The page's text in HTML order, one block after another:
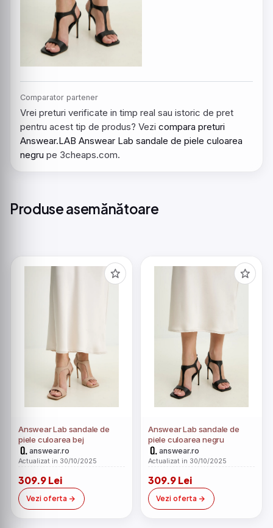
Comparator partener
Vrei preturi verificate in timp real sau istoric de pret
pentru acest tip de produs? Vezi compara preturi
Answear.LAB Answear Lab sandale de piele culoarea
negru pe 3cheaps.com.
Produse asemănătoare
Answear Lab sandale de
piele culoarea bej
answear.ro
Actualizat in 30/10/2025
309.9 Lei
Vezi oferta
Answear Lab sandale de
piele culoarea negru
answear.ro
Actualizat in 30/10/2025
309.9 Lei
Vezi oferta